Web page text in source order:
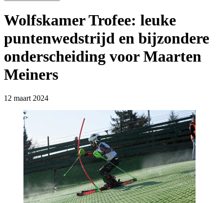
Wolfskamer Trofee: leuke
puntenwedstrijd en bijzondere
onderscheiding voor Maarten
Meiners
12 maart 2024